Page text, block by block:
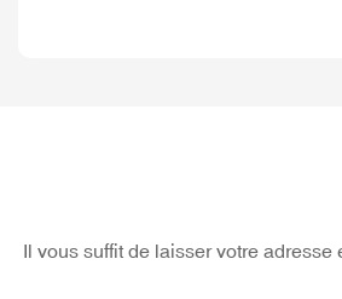
Il vous suffit de laisser votre